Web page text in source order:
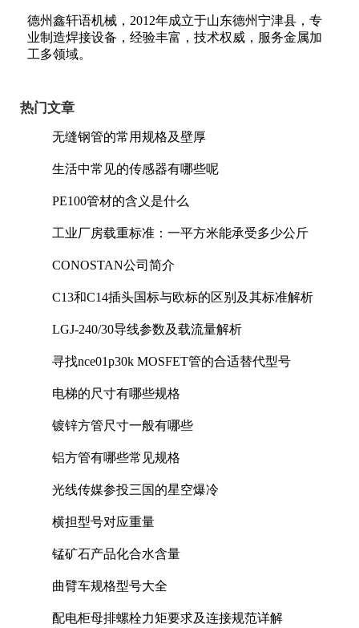
德州鑫轩语机械，2012年成立于山东德州宁津县，专
业制造焊接设备，经验丰富，技术权威，服务金属加
工多领域。
热门文章
无缝钢管的常用规格及壁厚
生活中常见的传感器有哪些呢
PE100管材的含义是什么
工业厂房载重标准：一平方米能承受多少公斤
CONOSTAN公司简介
C13和C14插头国标与欧标的区别及其标准解析
LGJ-240/30导线参数及载流量解析
寻找nce01p30k MOSFET管的合适替代型号
电梯的尺寸有哪些规格
镀锌方管尺寸一般有哪些
铝方管有哪些常见规格
光线传媒参投三国的星空爆冷
横担型号对应重量
锰矿石产品化合水含量
曲臂车规格型号大全
配电柜母排螺栓力矩要求及连接规范详解